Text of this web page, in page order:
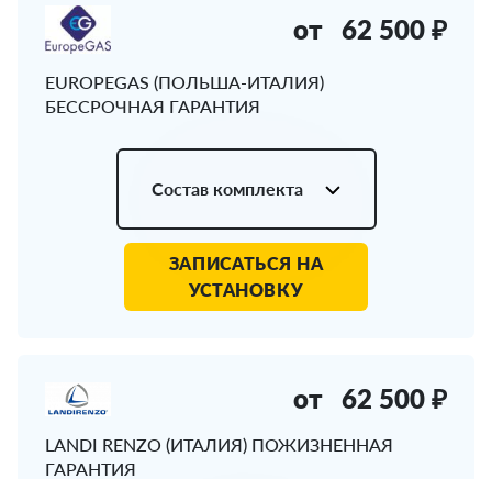
EUROPEGAS (ПОЛЬША-ИТАЛИЯ)
БЕССРОЧНАЯ ГАРАНТИЯ
от 62 500 ₽
Состав комплекта
ЗАПИСАТЬСЯ НА
УСТАНОВКУ
LANDI RENZO (ИТАЛИЯ) ПОЖИЗНЕННАЯ
ГАРАНТИЯ
от 62 500 ₽